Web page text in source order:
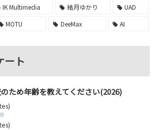
IK Multimedia 結月ゆかり
UAD
MOTU DeeMax AI
ート
ため年齢を教えてください(2026)